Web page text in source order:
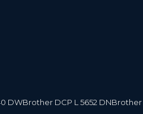
DW Brother DCP L 5652 DN